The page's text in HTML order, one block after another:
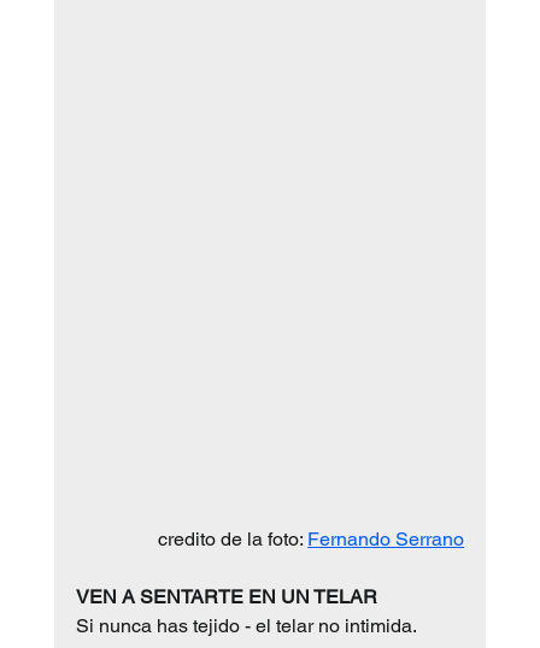
credito de la foto: Fernando Serrano
VEN A SENTARTE EN UN TELAR
Si nunca has tejido - el telar no intimida.